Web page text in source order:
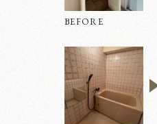
実
BEFORE